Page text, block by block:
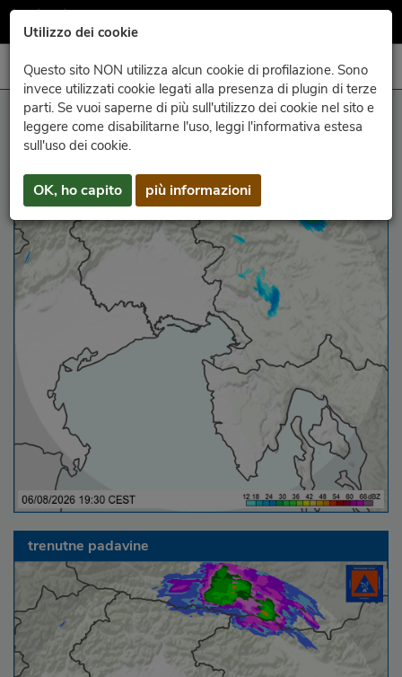
Utilizzo dei cookie
Questo sito NON utilizza alcun cookie di profilazione. Sono
invece utilizzati cookie legati alla presenza di plugin di terze
parti. Se vuoi saperne di più sull'utilizzo dei cookie nel sito e
leggere come disabilitarne l'uso, leggi l'informativa estesa
sull'uso dei cookie.
OK, ho capito più informazioni
največja odbojnost
trenutne padavine